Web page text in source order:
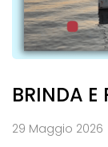
BRINDA E
29 Maggio 2026